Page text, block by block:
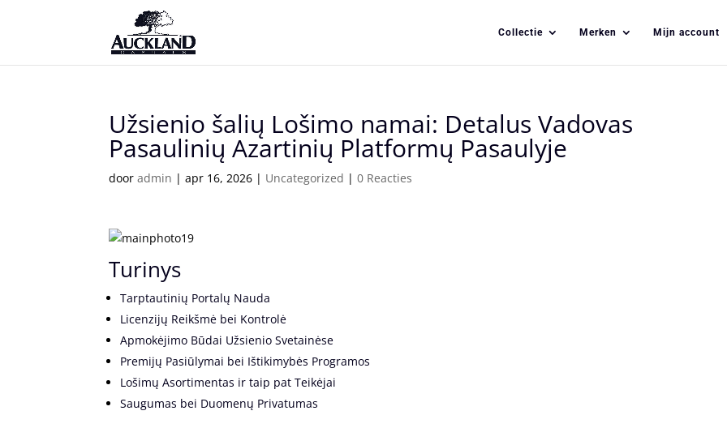
Collectie Merken Mijn account
Užsienio šalių Lošimo namai: Detalus Vadovas
Pasaulinių Azartinių Platformų Pasaulyje
dooradmin |apr 16, 2026 | Uncategorized |0 Reacties
Turinys
Tarptautinių Portalų Nauda
Licenzijų Reikšmė bei Kontrolė
Apmokėjimo Būdai Užsienio Svetainėse
Premijų Pasiūlymai bei Ištikimybės Programos
Lošimų Asortimentas ir taip pat Teikėjai
Saugumas bei Duomenų Privatumas